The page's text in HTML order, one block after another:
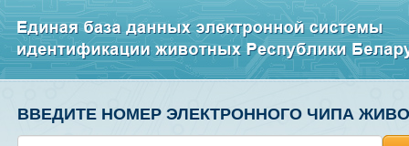
ВВЕДИТЕ НОМЕР ЭЛЕКТРОННОГО ЧИПА